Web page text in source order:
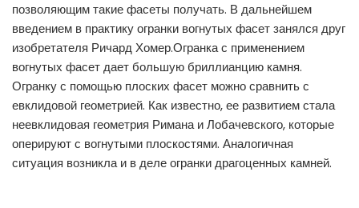
позволяющим такие фасеты получать. В дальнейшем
введением в практику огранки вогнутых фасет занялся друг
изобретателя Ричард Хомер.Огранка с применением
вогнутых фасет дает большую бриллианцию камня.
Огранку с помощью плоских фасет можно сравнить с
евклидовой геометрией. Как известно, ее развитием стала
неевклидовая геометрия Римана и Лобачевского, которые
оперируют с вогнутыми плоскостями. Аналогичная
ситуация возникла и в деле огранки драгоценных камней.